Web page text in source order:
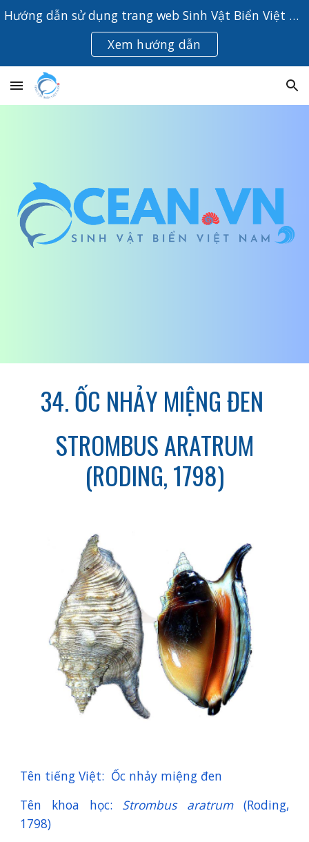
Skip to main content Skip to navigation
Hướng dẫn sử dụng trang web Sinh Vật Biển Việt Nam
Xem hướng dẫn
34. ỐC NHẢY MIỆNG ĐEN
STROMBUS ARATRUM
(RODING, 1798)
Tên tiếng Việt: Ốc nhảy miệng đen
Tên khoa học: Strombus aratrum(Roding,
1798)